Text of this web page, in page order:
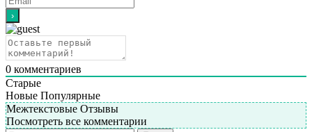
0 комментариев
Старые
Новые Популярные
Межтекстовые Отзывы
Посмотреть все комментарии